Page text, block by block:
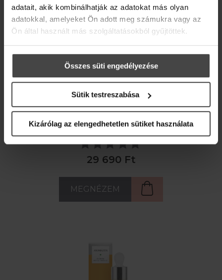
adatait, akik kombinálhatják az adatokat más olyan
adatokkal, amelyeket Ön adott meg számukra vagy az
Ön által használt más szolgáltatásokból gyűjtöttek.
Összes süti engedélyezése
Sütik testreszabása
Kizárólag az elengedhetetlen sütiket használata
HUNGARIAN SPRING ELIXÍR
regeneráló - revitalizáló - természetes antioxidáns
29 690 Ft
MEGNÉZEM